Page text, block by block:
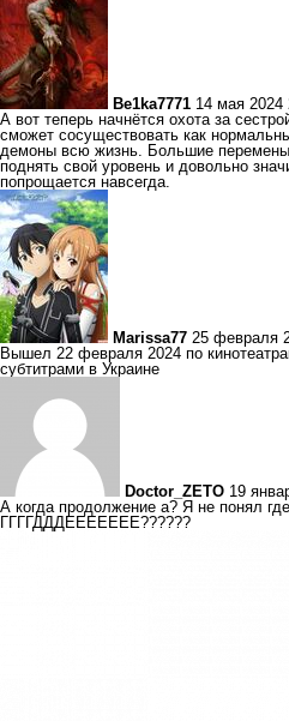
Be1ka7771 14 мая 2024
А вот теперь начнётся охота за
сможет сосуществовать как
демоны всю жизнь. Большие
поднять свой уровень и довольно
попрощается навсегда.
Marissa77 25 февраля
Вышел 22 февраля 2024 по
субтитрами в Украине
Doctor_ZETO 19
А когда продолжение а? Я не понял
ГГГГДДДЕЕЕЕЕЕЕ??????